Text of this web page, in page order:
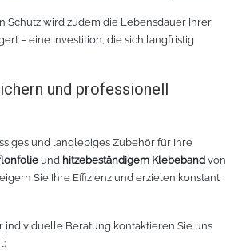
Schutz wird zudem die Lebensdauer Ihrer
– eine Investition, die sich langfristig
und professionell
und langlebiges Zubehör für Ihre
und hitzebeständigem Klebeband von
Sie Ihre Effizienz und erzielen konstant
individuelle Beratung kontaktieren Sie uns